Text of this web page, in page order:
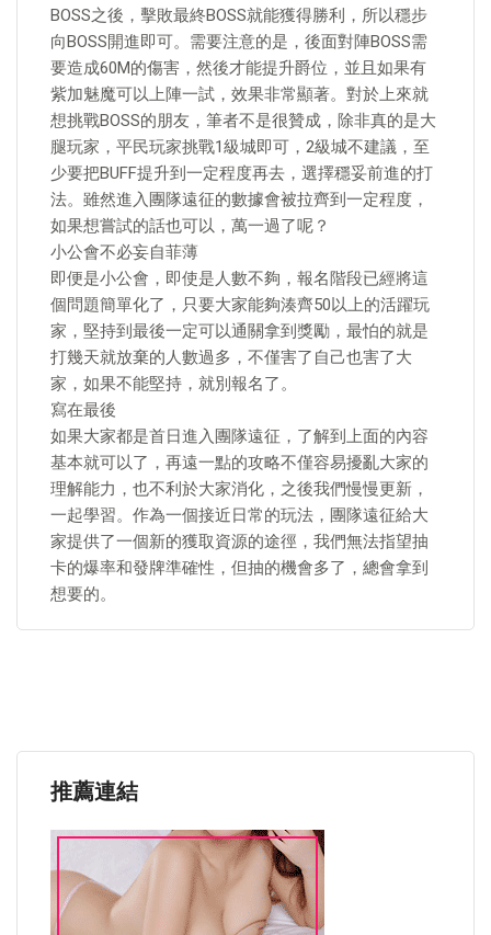
BOSS之後，擊敗最終BOSS就能獲得勝利，所以穩步
向BOSS開進即可。需要注意的是，後面對陣BOSS需
要造成60M的傷害，然後才能提升爵位，並且如果有
紫加魅魔可以上陣一試，效果非常顯著。對於上來就
想挑戰BOSS的朋友，筆者不是很贊成，除非真的是大
腿玩家，平民玩家挑戰1級城即可，2級城不建議，至
少要把BUFF提升到一定程度再去，選擇穩妥前進的打
法。雖然進入團隊遠征的數據會被拉齊到一定程度，
如果想嘗試的話也可以，萬一過了呢？
小公會不必妄自菲薄
即便是小公會，即使是人數不夠，報名階段已經將這
個問題簡單化了，只要大家能夠湊齊50以上的活躍玩
家，堅持到最後一定可以通關拿到獎勵，最怕的就是
打幾天就放棄的人數過多，不僅害了自己也害了大
家，如果不能堅持，就別報名了。
寫在最後
如果大家都是首日進入團隊遠征，了解到上面的內容
基本就可以了，再遠一點的攻略不僅容易擾亂大家的
理解能力，也不利於大家消化，之後我們慢慢更新，
一起學習。作為一個接近日常的玩法，團隊遠征給大
家提供了一個新的獲取資源的途徑，我們無法指望抽
卡的爆率和發牌準確性，但抽的機會多了，總會拿到
想要的。
推薦連結